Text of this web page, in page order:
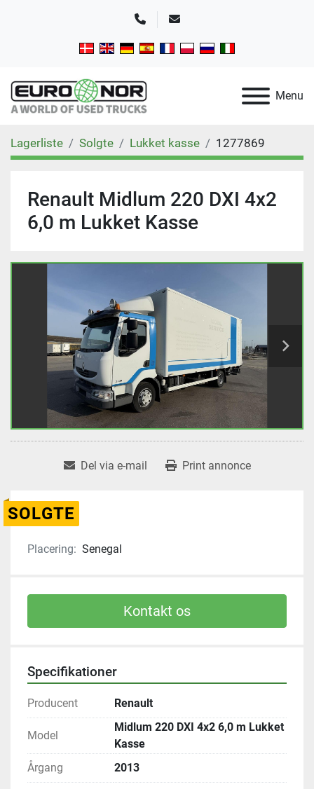
TelefonE-mail
Menu
Lagerliste Solgte Lukket kasse 1277869
Renault Midlum 220 DXI 4x2
6,0 m Lukket Kasse
Del via e-mail Print annonce
SOLGTE
Placering: Senegal
Kontakt os
Specifikationer
Producent Renault
Model
Midlum 220 DXI 4x2 6,0 m Lukket
Kasse
Årgang
2013